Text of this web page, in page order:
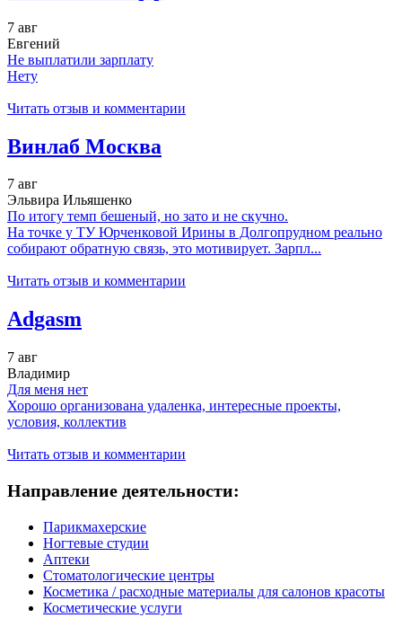
7 авг
Евгений
Не выплатили зарплату
Нету
Читать отзыв и комментарии
Винлаб Москва
7 авг
Эльвира Ильяшенко
По итогу темп бешеный, но зато и не скучно.
На точке у ТУ Юрченковой Ирины в Долгопрудном реально
собирают обратную связь, это мотивирует. Зарпл...
Читать отзыв и комментарии
Adgasm
7 авг
Владимир
Для меня нет
Хорошо организована удаленка, интересные проекты,
условия, коллектив
Читать отзыв и комментарии
Направление деятельности:
Парикмахерские
Ногтевые студии
Аптеки
Стоматологические центры
Косметика / расходные материалы для салонов красоты
Косметические услуги